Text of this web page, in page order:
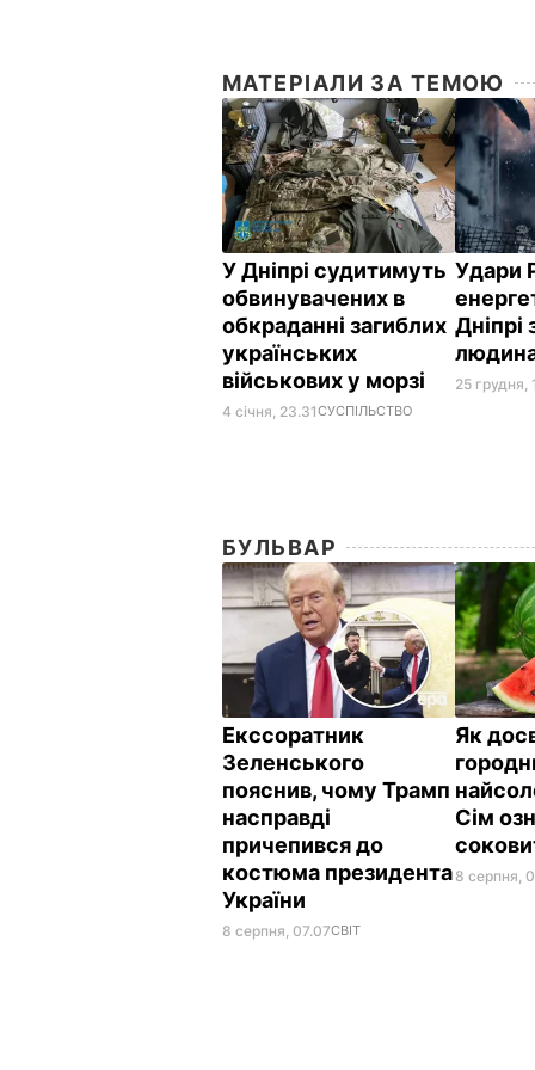
МАТЕРІАЛИ ЗА ТЕМОЮ
У Дніпрі судитимуть
обвинувачених в
обкраданні загиблих
українських
військових у морзі
4 січня, 23.31СУСПІЛЬСТВО
Удари
Дніпрі
25 грудня,
БУЛЬВАР
Екссоратник
Зеленського
пояснив, чому Трамп
насправді
причепився до
костюма президента
України
8 серпня, 07.07СВІТ
Як
Сім
8 серпня,